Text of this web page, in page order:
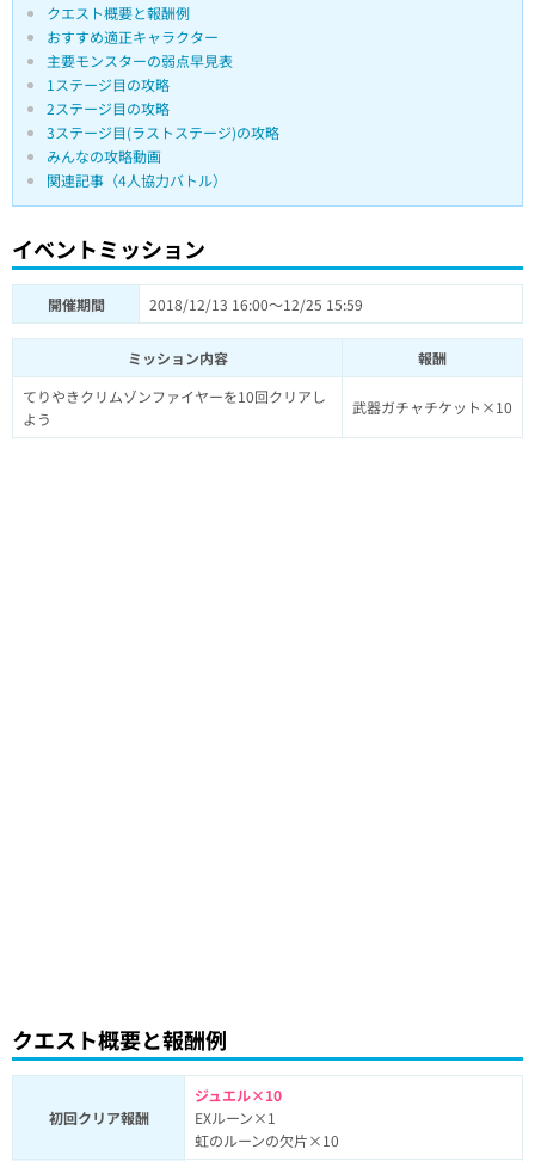
クエスト概要と報酬例
おすすめ適正キャラクター
主要モンスターの弱点早見表
1ステージ目の攻略
2ステージ目の攻略
3ステージ目(ラストステージ)の攻略
みんなの攻略動画
関連記事（4人協力バトル）
イベントミッション
開催期間 2018/12/13 16:00～12/25 15:59
ミッション内容
報酬
てりやきクリムゾンファイヤーを10回クリアし
よう
武器ガチャチケット×10
クエスト概要と報酬例
初回クリア報酬
ジュエル×10
EXルーン×1
虹のルーンの欠片×10